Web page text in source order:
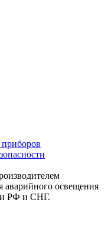
аварийного освещения
РФ и СНГ.